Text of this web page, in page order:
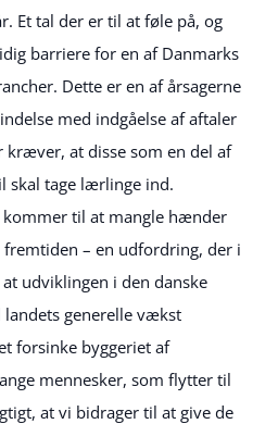
Et tal der er til at føle på, og
barriere for en af Danmarks
Dette er en af årsagerne
med indgåelse af aftaler
at disse som en del af
skal tage lærlinge ind.
til at mangle hænder
– en udfordring, der i
udviklingen i den danske
landets generelle vækst
forsinke byggeriet af
mennesker, som flytter til
at vi bidrager til at give de